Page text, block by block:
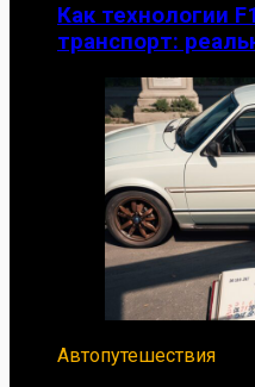
Как технологии
транспорт:
Автопутешествия